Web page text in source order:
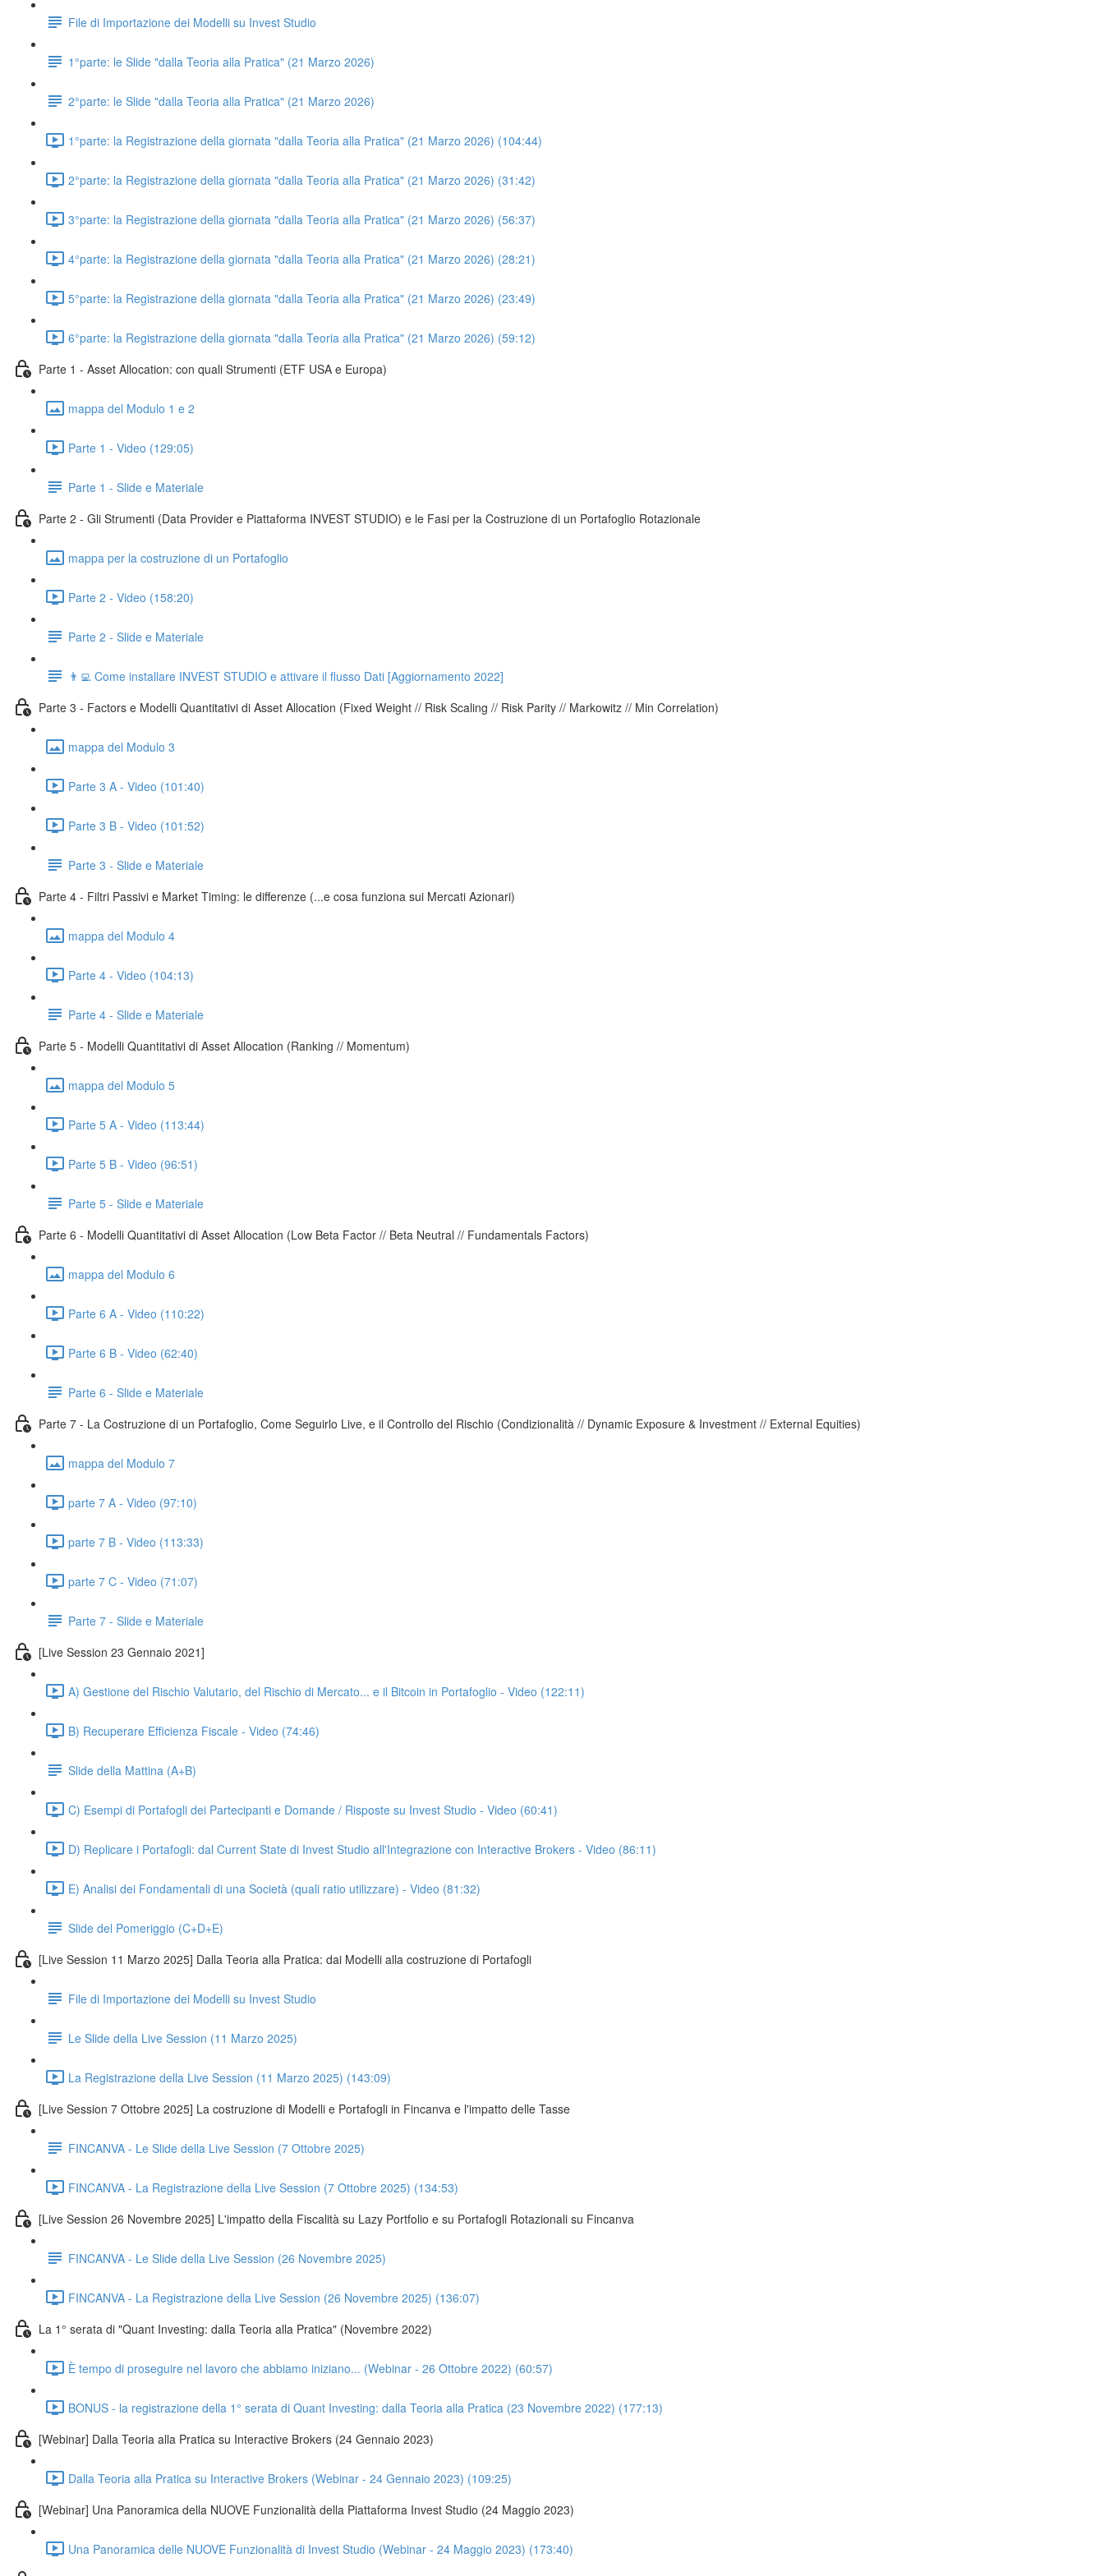
File di Importazione dei Modelli su Invest Studio
1°parte: le Slide "dalla Teoria alla Pratica" (21 Marzo 2026)
2°parte: le Slide "dalla Teoria alla Pratica" (21 Marzo 2026)
1°parte: la Registrazione della giornata "dalla Teoria alla Pratica" (21 Marzo 2026) (104:44)
2°parte: la Registrazione della giornata "dalla Teoria alla Pratica" (21 Marzo 2026) (31:42)
3°parte: la Registrazione della giornata "dalla Teoria alla Pratica" (21 Marzo 2026) (56:37)
4°parte: la Registrazione della giornata "dalla Teoria alla Pratica" (21 Marzo 2026) (28:21)
5°parte: la Registrazione della giornata "dalla Teoria alla Pratica" (21 Marzo 2026) (23:49)
6°parte: la Registrazione della giornata "dalla Teoria alla Pratica" (21 Marzo 2026) (59:12)
Parte 1 - Asset Allocation: con quali Strumenti (ETF USA e Europa)
mappa del Modulo 1 e 2
Parte 1 - Video (129:05)
Parte 1 - Slide e Materiale
Parte 2 - Gli Strumenti (Data Provider e Piattaforma INVEST STUDIO) e le Fasi per la Costruzione di un Portafoglio Rotazionale
mappa per la costruzione di un Portafoglio
Parte 2 - Video (158:20)
Parte 2 - Slide e Materiale
👨‍💻 Come installare INVEST STUDIO e attivare il flusso Dati [Aggiornamento 2022]
Parte 3 - Factors e Modelli Quantitativi di Asset Allocation (Fixed Weight // Risk Scaling // Risk Parity // Markowitz // Min Correlation)
mappa del Modulo 3
Parte 3 A - Video (101:40)
Parte 3 B - Video (101:52)
Parte 3 - Slide e Materiale
Parte 4 - Filtri Passivi e Market Timing: le differenze (...e cosa funziona sui Mercati Azionari)
mappa del Modulo 4
Parte 4 - Video (104:13)
Parte 4 - Slide e Materiale
Parte 5 - Modelli Quantitativi di Asset Allocation (Ranking // Momentum)
mappa del Modulo 5
Parte 5 A - Video (113:44)
Parte 5 B - Video (96:51)
Parte 5 - Slide e Materiale
Parte 6 - Modelli Quantitativi di Asset Allocation (Low Beta Factor // Beta Neutral // Fundamentals Factors)
mappa del Modulo 6
Parte 6 A - Video (110:22)
Parte 6 B - Video (62:40)
Parte 6 - Slide e Materiale
Parte 7 - La Costruzione di un Portafoglio, Come Seguirlo Live, e il Controllo del Rischio (Condizionalità // Dynamic Exposure & Investment // External Equities)
mappa del Modulo 7
parte 7 A - Video (97:10)
parte 7 B - Video (113:33)
parte 7 C - Video (71:07)
Parte 7 - Slide e Materiale
[Live Session 23 Gennaio 2021]
A) Gestione del Rischio Valutario, del Rischio di Mercato... e il Bitcoin in Portafoglio - Video (122:11)
B) Recuperare Efficienza Fiscale - Video (74:46)
Slide della Mattina (A+B)
C) Esempi di Portafogli dei Partecipanti e Domande / Risposte su Invest Studio - Video (60:41)
D) Replicare i Portafogli: dal Current State di Invest Studio all'Integrazione con Interactive Brokers - Video (86:11)
E) Analisi dei Fondamentali di una Società (quali ratio utilizzare) - Video (81:32)
Slide del Pomeriggio (C+D+E)
[Live Session 11 Marzo 2025] Dalla Teoria alla Pratica: dai Modelli alla costruzione di Portafogli
File di Importazione dei Modelli su Invest Studio
Le Slide della Live Session (11 Marzo 2025)
La Registrazione della Live Session (11 Marzo 2025) (143:09)
[Live Session 7 Ottobre 2025] La costruzione di Modelli e Portafogli in Fincanva e l'impatto delle Tasse
FINCANVA - Le Slide della Live Session (7 Ottobre 2025)
FINCANVA - La Registrazione della Live Session (7 Ottobre 2025) (134:53)
[Live Session 26 Novembre 2025] L'impatto della Fiscalità su Lazy Portfolio e su Portafogli Rotazionali su Fincanva
FINCANVA - Le Slide della Live Session (26 Novembre 2025)
FINCANVA - La Registrazione della Live Session (26 Novembre 2025) (136:07)
La 1° serata di "Quant Investing: dalla Teoria alla Pratica" (Novembre 2022)
È tempo di proseguire nel lavoro che abbiamo iniziano... (Webinar - 26 Ottobre 2022) (60:57)
BONUS - la registrazione della 1° serata di Quant Investing: dalla Teoria alla Pratica (23 Novembre 2022) (177:13)
[Webinar] Dalla Teoria alla Pratica su Interactive Brokers (24 Gennaio 2023)
Dalla Teoria alla Pratica su Interactive Brokers (Webinar - 24 Gennaio 2023) (109:25)
[Webinar] Una Panoramica della NUOVE Funzionalità della Piattaforma Invest Studio (24 Maggio 2023)
Una Panoramica delle NUOVE Funzionalità di Invest Studio (Webinar - 24 Maggio 2023) (173:40)